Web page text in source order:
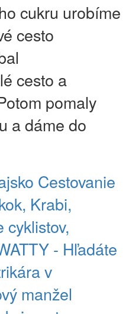
cukru urobíme
cesto
cesto a
pomaly
a dáme do
Cestovanie
Krabi,
cyklistov,
- Hľadáte
v
manžel